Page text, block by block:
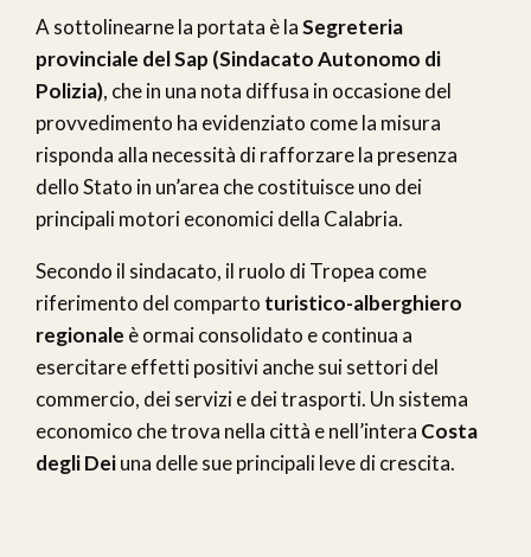
A sottolinearne la portata è laSegreteria
provinciale del Sap (Sindacato Autonomo di
Polizia), che in una nota diffusa in occasione del
provvedimento ha evidenziato come la misura
risponda alla necessità di rafforzare la presenza
dello Stato in un’area che costituisce uno dei
principali motori economici della Calabria.
Secondo il sindacato, il ruolo di Tropea come
riferimento del comparto turistico-alberghiero
regionale è ormai consolidato e continua a
esercitare effetti positivi anche sui settori del
commercio, dei servizi e dei trasporti. Un sistema
economico che trova nella città e nell’intera Costa
degli Deiuna delle sue principali leve di crescita.